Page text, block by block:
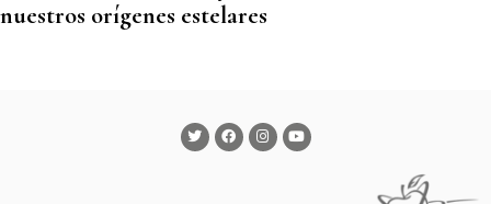
nuestros orígenes estelares